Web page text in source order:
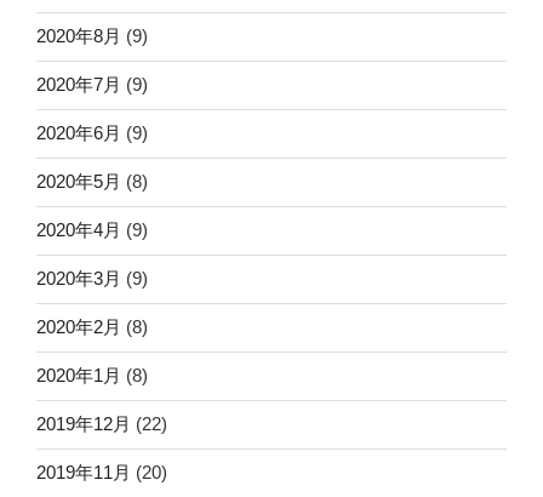
2020年8月 (9)
2020年7月 (9)
2020年6月 (9)
2020年5月 (8)
2020年4月 (9)
2020年3月 (9)
2020年2月 (8)
2020年1月 (8)
2019年12月 (22)
2019年11月 (20)